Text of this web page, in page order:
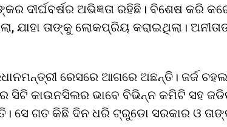
ଦୀର୍ଘବର୍ଷର ଅଭିଜ୍ଞତା ରହିଛି। ବିଶେଷ କରି
ଯାହା ତାଙ୍କୁ ଲୋକପ୍ରିୟ କରାଇଥିଲା।
ରେସରେ ଆଗରେ ଅଛନ୍ତି। ଜର୍ଜ
ସିଟି କାଉନସିଲର ଭାବେ ବିଭିନ୍ନ କମିଟି ସହ
ସେ ଗତ କିଛି ଦିନ ଧରି ଟ୍ରୁଡୋ ସରକାର ଓ